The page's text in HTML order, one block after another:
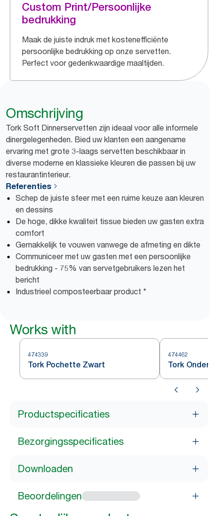
Custom Print/Persoonlijke
bedrukking
Maak de juiste indruk met kostenefficiënte
persoonlijke bedrukking op onze servetten.
Perfect voor gedenkwaardige maaltijden.
Omschrijving
Tork Soft Dinnerservetten zijn ideaal voor alle informele
dinergelegenheden. Bied uw klanten een aangename
ervaring met grote 3-laags servetten beschikbaar in
diverse moderne en klassieke kleuren die passen bij uw
restaurantinterieur.
Referenties
Schep de juiste sfeer met een ruime keuze aan kleuren
en dessins
De hoge, dikke kwaliteit tissue bieden uw gasten extra
comfort
Gemakkelijk te vouwen vanwege de afmeting en dikte
Communiceer met uw gasten met een persoonlijke
bedrukking - 75% van servetgebruikers lezen het
bericht
Industrieel composteerbaar product *
Works with
474339
Tork Pochette Zwart
474462
Tork
Productspecificaties
Bezorgingsspecificaties
Downloaden
Beoordelingen